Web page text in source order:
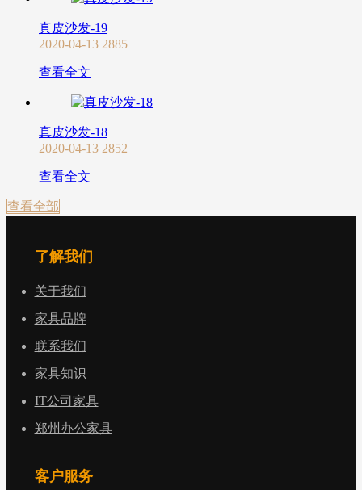
真皮沙发-19
2020-04-13 2885
查看全文
真皮沙发-18
2020-04-13 2852
查看全文
查看全部
了解我们
关于我们
家具品牌
联系我们
家具知识
IT公司家具
郑州办公家具
客户服务